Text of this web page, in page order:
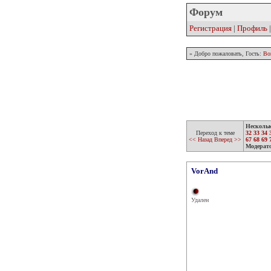
Форум
Регистрация | Профиль
» Добро пожаловать, Гость:
Переход к теме
<< Назад Вперед >>
32 33 34
67 68 69
VorAnd
Удален